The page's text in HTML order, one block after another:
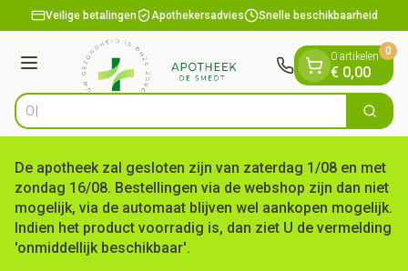
Ga naar de inhoud
1 van 1Veilige betalingen Apothekersadvies Snelle beschikbaarheid
Menu
Product, merk, categorie...
Op zo Zoek
0 artikelen
€ 0,00
0
De apotheek zal gesloten zijn van zaterdag 1/08 en met
zondag 16/08. Bestellingen via de webshop zijn dan niet
mogelijk, via de automaat blijven wel aankopen mogelijk.
Indien het product voorradig is, dan ziet U de vermelding
'onmiddellijk beschikbaar'.